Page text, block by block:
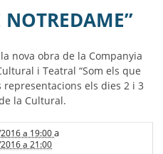
NOTREDAME”
nova obra de la Companyia
i Teatral “Som els que
representacions els dies 2 i 3
la Cultural.
a 19:00a
a 21:00